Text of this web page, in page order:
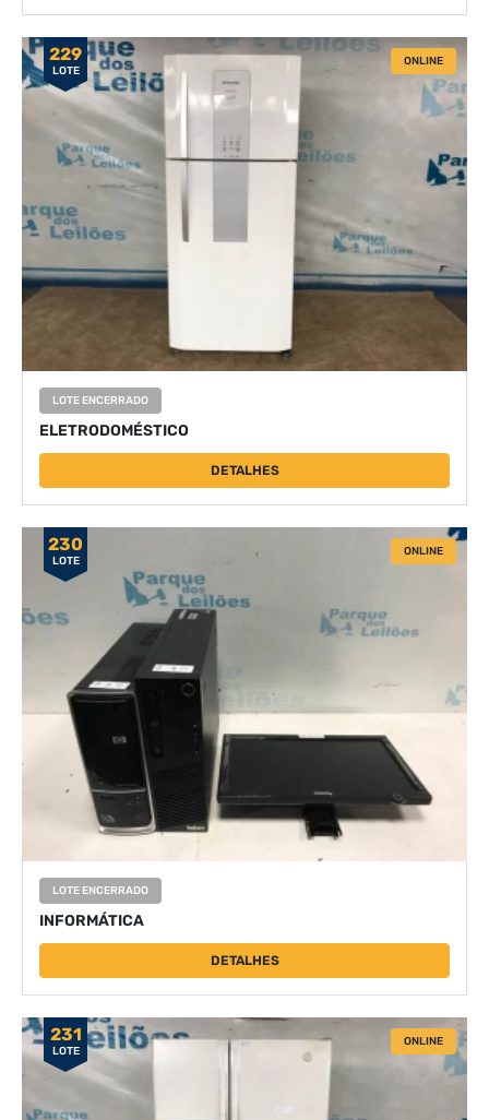
229
LOTE
ONLINE
LOTE ENCERRADO
ELETRODOMÉSTICO
DETALHES
230
LOTE
ONLINE
LOTE ENCERRADO
INFORMÁTICA
DETALHES
231
LOTE
ONLINE